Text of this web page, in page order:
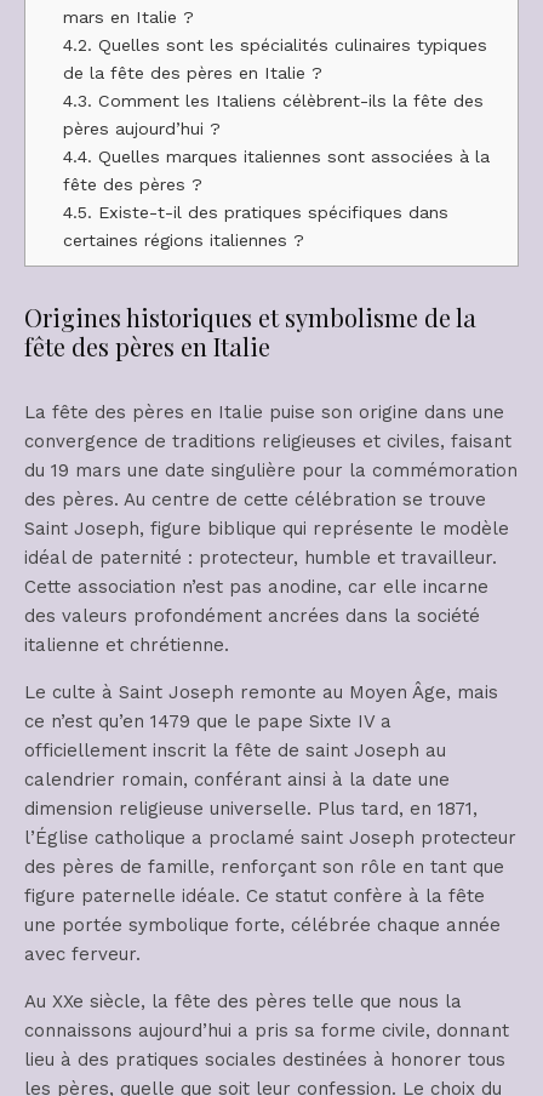
mars en Italie ?
4.2. Quelles sont les spécialités culinaires typiques
de la fête des pères en Italie ?
4.3. Comment les Italiens célèbrent-ils la fête des
pères aujourd’hui ?
4.4. Quelles marques italiennes sont associées à la
fête des pères ?
4.5. Existe-t-il des pratiques spécifiques dans
certaines régions italiennes ?
Origines historiques et symbolisme de la
fête des pères en Italie
La fête des pères en Italie puise son origine dans une
convergence de traditions religieuses et civiles, faisant
du 19 mars une date singulière pour la commémoration
des pères. Au centre de cette célébration se trouve
Saint Joseph, figure biblique qui représente le modèle
idéal de paternité : protecteur, humble et travailleur.
Cette association n’est pas anodine, car elle incarne
des valeurs profondément ancrées dans la société
italienne et chrétienne.
Le culte à Saint Joseph remonte au Moyen Âge, mais
ce n’est qu’en 1479 que le pape Sixte IV a
officiellement inscrit la fête de saint Joseph au
calendrier romain, conférant ainsi à la date une
dimension religieuse universelle. Plus tard, en 1871,
l’Église catholique a proclamé saint Joseph protecteur
des pères de famille, renforçant son rôle en tant que
figure paternelle idéale. Ce statut confère à la fête
une portée symbolique forte, célébrée chaque année
avec ferveur.
Au XXe siècle, la fête des pères telle que nous la
connaissons aujourd’hui a pris sa forme civile, donnant
lieu à des pratiques sociales destinées à honorer tous
les pères, quelle que soit leur confession. Le choix du